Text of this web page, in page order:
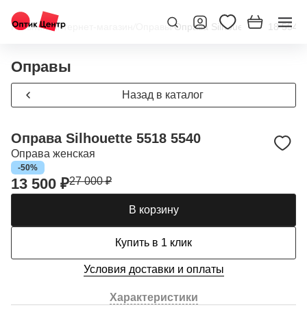
Главная/Интернет-магазин Оправы/Оправа Silhouette 5518 5540
Оправы
Назад в каталог
Оправа Silhouette 5518 5540
Оправа женская
-50%
13 500 ₽27 000 ₽
В корзину
Купить в 1 клик
Условия доставки и оплаты
Характеристики